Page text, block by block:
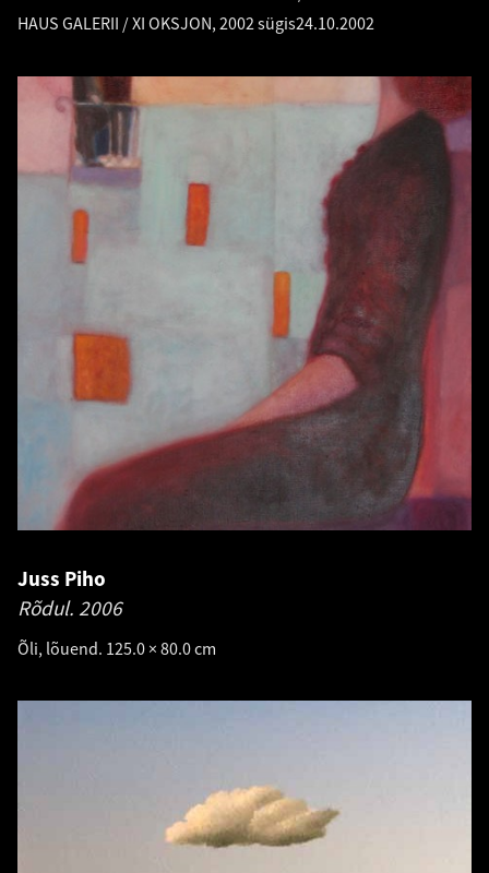
HAUS GALERII / XI OKSJON, 2002 sügis24.10.2002
Juss Piho
Rõdul. 2006
Õli, lõuend. 125.0 × 80.0 cm